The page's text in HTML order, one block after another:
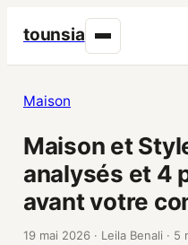
tounsia
Maison
Maison et
analysés et 4
avant votre
19 mai 2026 · Leila Benali · 5